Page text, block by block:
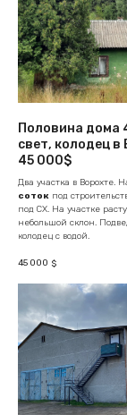
Половина дома
свет, колодец в
45 000$
Два участка в Ворохте.
соток под
под СХ. На участке
небольшой склон.
колодец с водой.
45 000 $